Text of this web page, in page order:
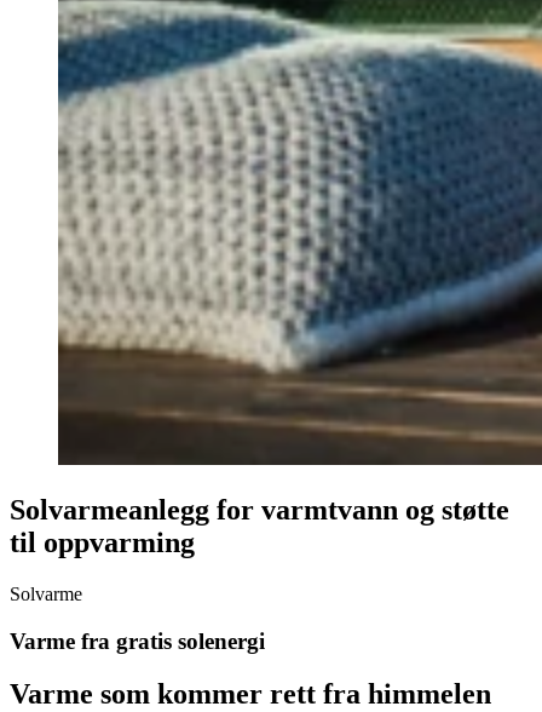
Solvarmeanlegg for varmtvann og støtte
til oppvarming
Solvarme
Varme fra gratis solenergi
Varme som kommer rett fra himmelen